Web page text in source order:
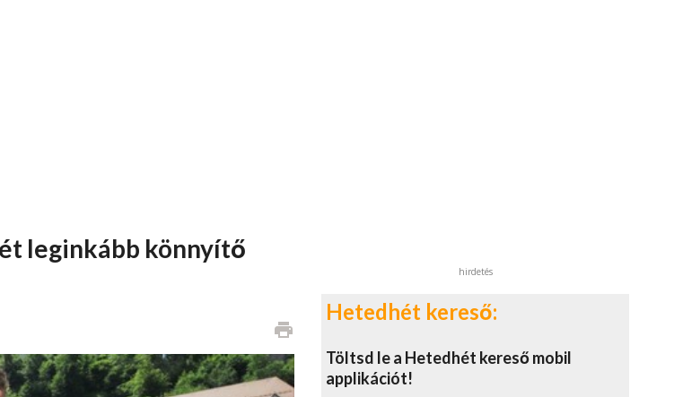
leginkább könnyítő
print
hirdetés
Hetedhét kereső:
Töltsd le a Hetedhét kereső mobil
applikációt!